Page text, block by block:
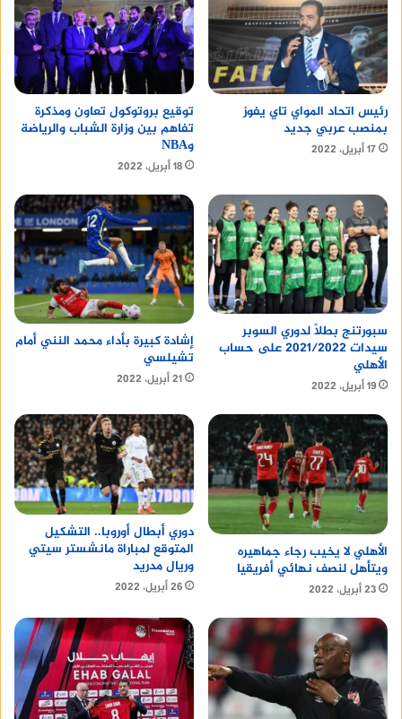
رئيس اتحاد المواي تاي يفوز
بمنصب عربي جديد
17 أبريل، 2022
توقيع بروتوكول تعاون ومذكرة
تفاهم بين وزارة الشباب والرياضة
وNBA
18 أبريل، 2022
سبورتنج بطلًا لدوري السوبر
سيدات 2021/2022 على حساب
الأهلي
19 أبريل، 2022
إشادة كبيرة بأداء محمد النني أمام
تشيلسي
21 أبريل، 2022
الأهلي لا يخيب رجاء جماهيره
ويتأهل لنصف نهائي أفريقيا
23 أبريل، 2022
دوري أبطال أوروبا.. التشكيل
المتوقع لمباراة مانشستر سيتي
وريال مدريد
26 أبريل، 2022